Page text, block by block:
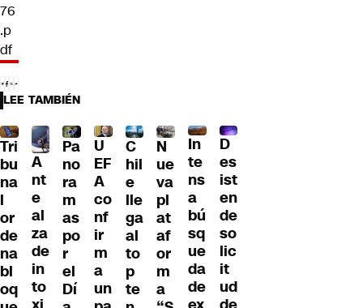
76
.p
df
LEE TAMBIÉN
Tri
bu
na
l
or
de
na
bl
oq
A
nt
e
al
za
de
in
to
Pa
no
ra
m
as
po
r
el
Dí
U
EF
A
co
nf
ir
m
a
un
C
hil
e
lle
ga
al
to
p
te
N
ue
va
pl
at
af
or
m
a
In
te
ns
a
bú
sq
ue
da
de
D
es
ist
en
de
so
lic
it
ud